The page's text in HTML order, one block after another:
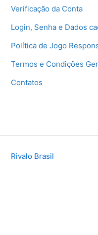
Verificação da Conta
Login, Senha e Dados
Política de Jogo
Termos e Condições
Contatos
Rivalo Brasil